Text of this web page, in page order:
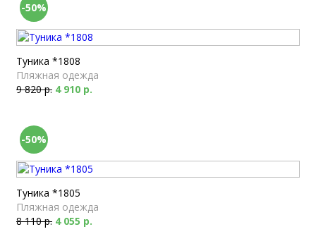
-50%
Туника *1808
Пляжная одежда
9 820 р. 4 910 р.
-50%
Туника *1805
Пляжная одежда
8 110 р. 4 055 р.